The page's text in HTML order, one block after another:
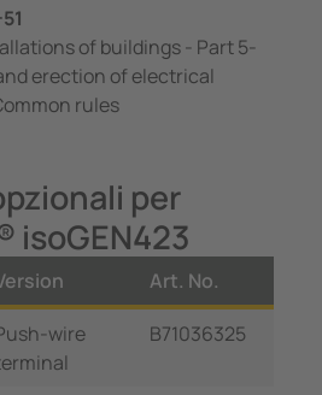
of buildings - Part 5-
erection of electrical
rules
per
isoGEN423
Art. No.
wire
B71036325